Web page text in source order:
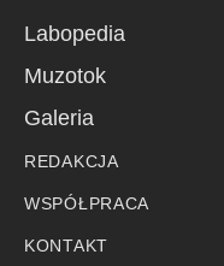
Labopedia
Muzotok
Galeria
REDAKCJA
WSPÓŁPRACA
KONTAKT